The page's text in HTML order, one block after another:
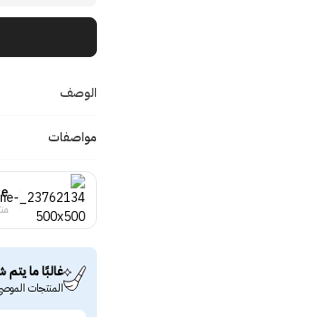
الوصف
مواصفات
غالبًا ما يتم
المنتجات